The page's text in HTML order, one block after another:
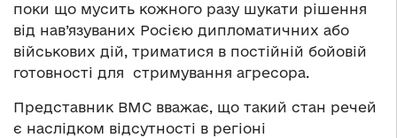
поки що мусить кожного разу шукати рішення
від нав’язуваних Росією дипломатичних або
військових дій, триматися в постійній бойовій
готовності для стримування агресора.
Представник ВМС вважає, що такий стан речей
є наслідком відсутності в регіоні